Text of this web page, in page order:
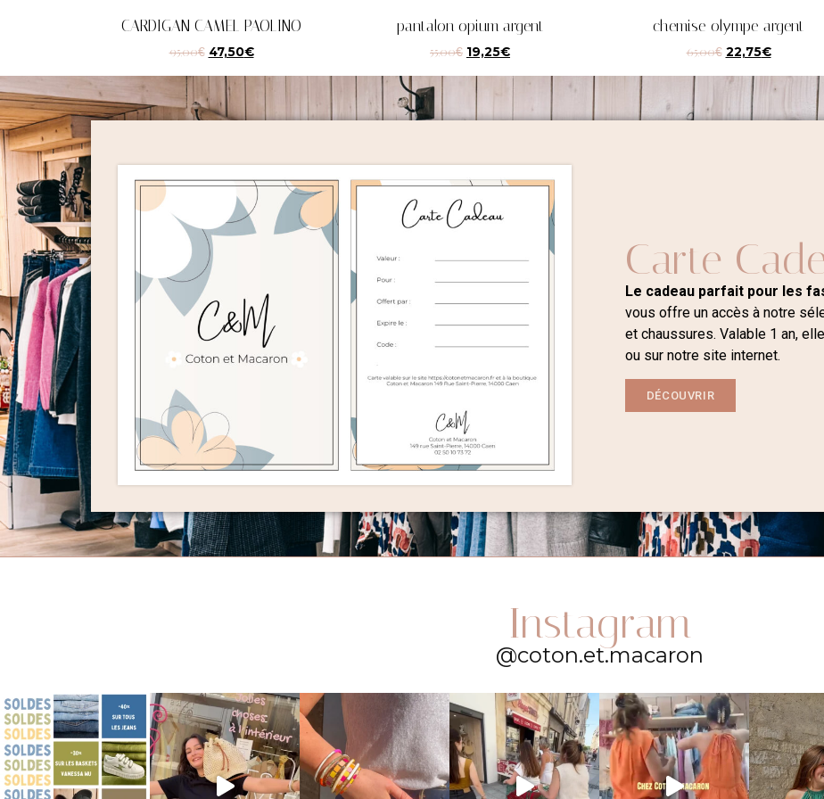
CARDIGAN CAMEL PAOLINO
95,00€ 47,50€
pantalon opium argent
55,00€ 19,25€
chemise olympe argent
65,00€ 22,75€
Carte
Le cadeau parfait pour les
vous offre un accès à notre
et chaussures. Valable 1 an,
ou sur notre site internet.
DÉCOUVRIR
Instagram
@coton.et.macaron